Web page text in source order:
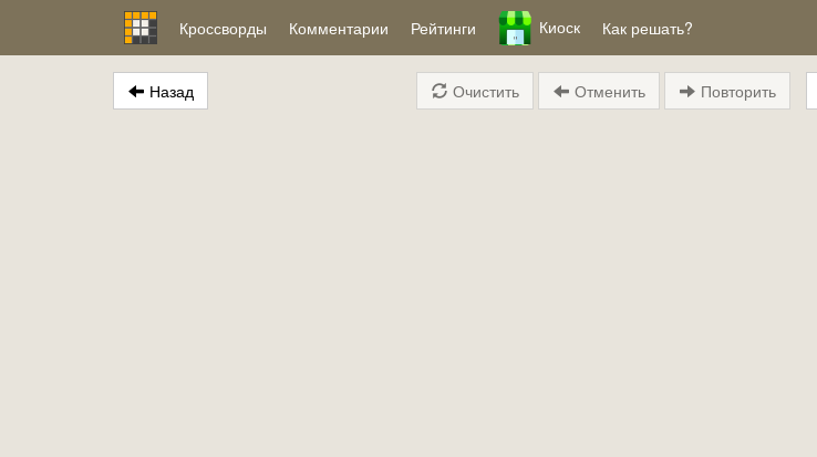
Кроссворды Комментарии Рейтинги Киоск Как решать?
Назад Очистить Отменить Повторить